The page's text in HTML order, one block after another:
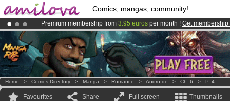
Comics, mangas, community!
Premium membership from 3.95 euros per month ! Get membership
AmilovaKickstarter is now LIVE!.
Already 100000 membersand 1000 comics & mangas!.
Home > Comics Directory > Manga > Romance > Androïde > Ch. 6 > P. 4
Favourites Share Full screen Thumbnails